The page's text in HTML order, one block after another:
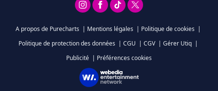
A propos de Purecharts | Mentions légales | Politique de cookies |
Politique de protection des données | CGU | CGV | Gérer Utiq |
Publicité | Préférences cookies